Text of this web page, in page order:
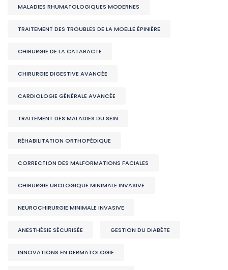
MALADIES RHUMATOLOGIQUES MODERNES
TRAITEMENT DES TROUBLES DE LA MOELLE ÉPINIÈRE
CHIRURGIE DE LA CATARACTE
CHIRURGIE DIGESTIVE AVANCÉE
CARDIOLOGIE GÉNÉRALE AVANCÉE
TRAITEMENT DES MALADIES DU SEIN
RÉHABILITATION ORTHOPÉDIQUE
CORRECTION DES MALFORMATIONS FACIALES
CHIRURGIE UROLOGIQUE MINIMALE INVASIVE
NEUROCHIRURGIE MINIMALE INVASIVE
ANESTHÉSIE SÉCURISÉE GESTION DU DIABÈTE
INNOVATIONS EN DERMATOLOGIE